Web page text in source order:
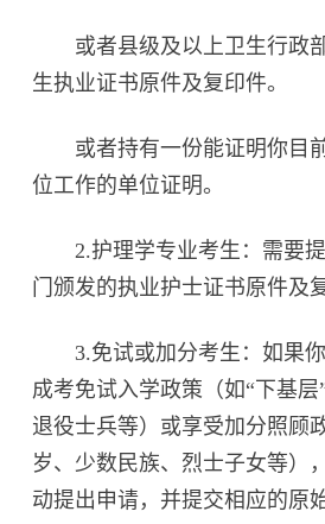
或者县级及以上卫生行政
生执业证书原件及复印件。
或者持有一份能证明你目
位工作的单位证明。
2.护理学专业考生：需要提
门颁发的执业护士证书原件及
3.免试或加分考生：如果你
成考免试入学政策（如“下基层
退役士兵等）或享受加分照顾
岁、少数民族、烈士子女等）
动提出申请，并提交相应的原